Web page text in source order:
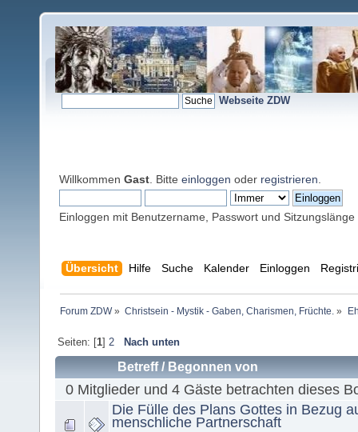
Webseite ZDW
Willkommen Gast . Bitte einloggen oder registrieren
Einloggen mit Benutzername, Passwort und Sitzungslänge
Übersicht Hilfe Suche Kalender Einloggen
Forum ZDW» Christsein - Mystik - Gaben, Charismen, Früchte. »
Seiten: [1] 2 Nach unten
Betreff/ Begonnen von
0 Mitglieder und 4 Gäste betrachten dieses
Die Fülle des Plans Gottes in Bezug
menschliche Partnerschaft